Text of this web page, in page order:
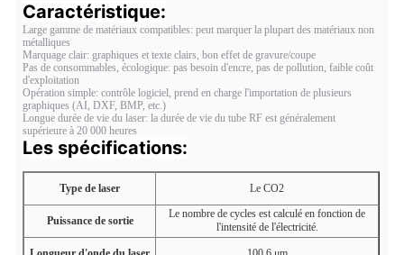
Caractéristique:
Large gamme de matériaux compatibles: peut marquer la plupart des matériaux non
métalliques
Marquage clair: graphiques et texte clairs, bon effet de gravure/coupe
Pas de consommables, écologique: pas besoin d'encre, pas de pollution, faible coût
d'exploitation
Opération simple: contrôle logiciel, prend en charge l'importation de plusieurs
graphiques (AI, DXF, BMP, etc.)
Longue durée de vie du laser: la durée de vie du tube RF est généralement
supérieure à 20 000 heures
Les spécifications:
Type de laser Le CO2
Puissance de sortie
Le nombre de cycles est calculé en fonction de
l'intensité de l'électricité.